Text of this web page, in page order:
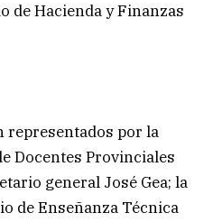
de Hacienda y Finanzas
representados por la
Docentes Provinciales
general José Gea; la
de Enseñanza Técnica